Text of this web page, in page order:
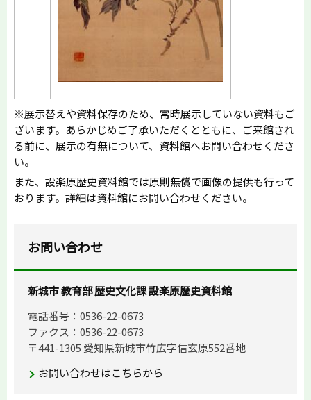
※展示替えや資料保存のため、常時展示していない資料もご
ざいます。あらかじめご了承いただくとともに、ご来館され
る前に、展示の有無について、資料館へお問い合わせくださ
い。
また、設楽原歴史資料館では原則無償で画像の提供も行って
おります。詳細は資料館にお問い合わせください。
お問い合わせ
新城市 教育部 歴史文化課 設楽原歴史資料館
電話番号：0536-22-0673
ファクス：0536-22-0673
〒441-1305 愛知県新城市竹広字信玄原552番地
お問い合わせはこちらから